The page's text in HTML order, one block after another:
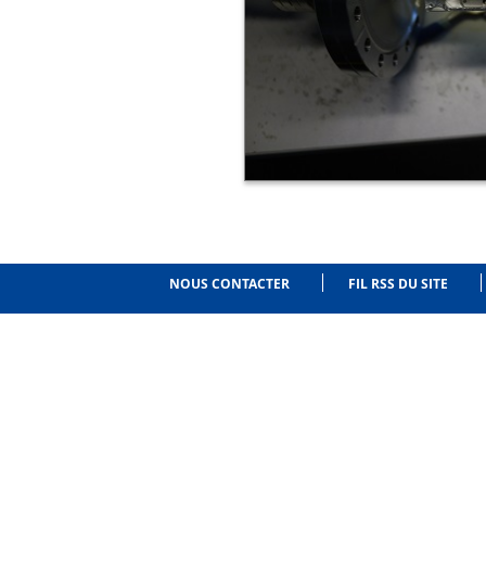
NOUS CONTACTER FIL RSS DU SITE